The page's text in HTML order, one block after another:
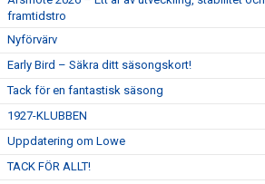
framtidstro
Nyförvärv
Early Bird – Säkra ditt säsongskort!
Tack för en fantastisk säsong
1927-KLUBBEN
Uppdatering om Lowe
TACK FÖR ALLT!